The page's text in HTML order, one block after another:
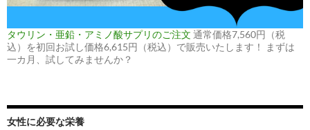
タウリン・亜鉛・アミノ酸サプリのご注文 通常価格7,560円（税
込）を初回お試し価格6,615円（税込）で販売いたします！ まずは
一カ月、試してみませんか？
女性に必要な栄養